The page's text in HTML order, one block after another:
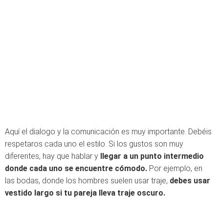
Aquí el dialogo y la comunicación es muy importante. Debéis
respetaros cada uno el estilo. Si los gustos son muy
diferentes, hay que hablar y llegar a un punto intermedio
donde cada uno se encuentre cómodo. Por ejemplo, en
las bodas, donde los hombres suelen usar traje, debes usar
vestido largo si tu pareja lleva traje oscuro.